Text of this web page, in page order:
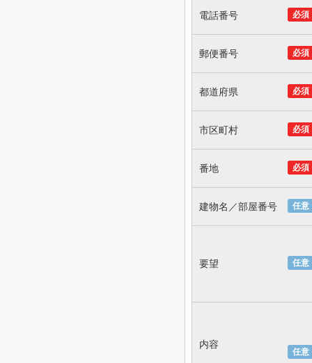
必須
電話番号
必須
郵便番号
必須
都道府県
必須
市区町村
必須
番地
任意
建物名／部屋番号
任意
要望
任意
内容